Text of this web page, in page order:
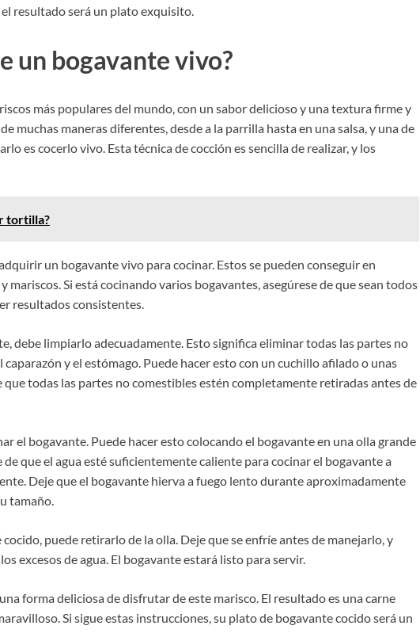
resultado será un plato exquisito.
un bogavante vivo?
más populares del mundo, con un sabor delicioso y una textura firme y
muchas maneras diferentes, desde a la parrilla hasta en una salsa, y una de
es cocerlo vivo. Esta técnica de cocción es sencilla de realizar, y los
tortilla?
un bogavante vivo para cocinar. Estos se pueden conseguir en
mariscos. Si está cocinando varios bogavantes, asegúrese de que sean todos
resultados consistentes.
debe limpiarlo adecuadamente. Esto significa eliminar todas las partes no
caparazón y el estómago. Puede hacer esto con un cuchillo afilado o unas
que todas las partes no comestibles estén completamente retiradas antes de
el bogavante. Puede hacer esto colocando el bogavante en una olla grande
que el agua esté suficientemente caliente para cocinar el bogavante a
Deje que el bogavante hierva a fuego lento durante aproximadamente
tamaño.
puede retirarlo de la olla. Deje que se enfríe antes de manejarlo, y
excesos de agua. El bogavante estará listo para servir.
forma deliciosa de disfrutar de este marisco. El resultado es una carne
Si sigue estas instrucciones, su plato de bogavante cocido será un